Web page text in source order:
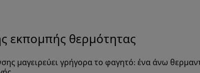
εκπομπής θερμότητας
μαγειρεύει γρήγορα το φαγητό: ένα άνω